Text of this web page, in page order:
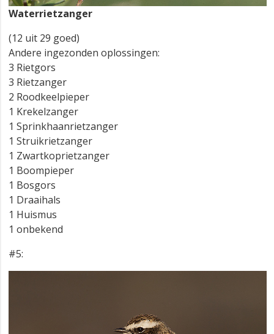
Waterrietzanger
(12 uit 29 goed)
Andere ingezonden oplossingen:
3 Rietgors
3 Rietzanger
2 Roodkeelpieper
1 Krekelzanger
1 Sprinkhaanrietzanger
1 Struikrietzanger
1 Zwartkoprietzanger
1 Boompieper
1 Bosgors
1 Draaihals
1 Huismus
1 onbekend
#5: